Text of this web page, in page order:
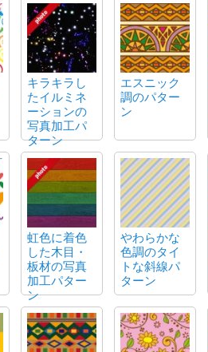
キラキラし
たイルミネ
ーションの
写真加工パ
ターン
エスニック
調のパター
ン
虹色に着色
した木目・
板材の写真
加工パター
ン
やわらかな
色調のタイ
トな斜線パ
ターン